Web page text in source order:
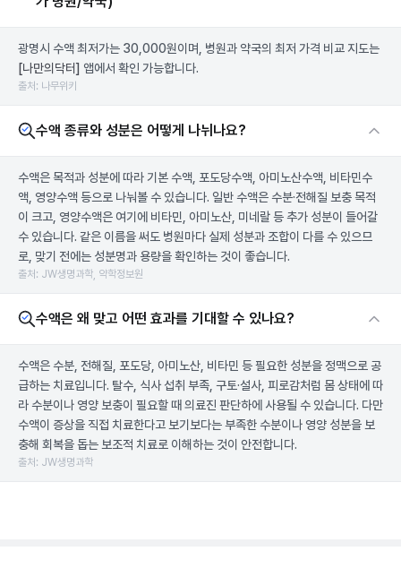
광명시 수액 최저가는 30,000원이며, 병원과 약국의 최저 가격 비교 지도는
[나만의닥터] 앱에서 확인 가능합니다.
출처: 나무위키
수액 종류와 성분은 어떻게 나뉘나요?
수액은 목적과 성분에 따라 기본 수액, 포도당수액, 아미노산수액, 비타민수
액, 영양수액 등으로 나눠볼 수 있습니다. 일반 수액은 수분·전해질 보충 목적
이 크고, 영양수액은 여기에 비타민, 아미노산, 미네랄 등 추가 성분이 들어갈
수 있습니다. 같은 이름을 써도 병원마다 실제 성분과 조합이 다를 수 있으므
로, 맞기 전에는 성분명과 용량을 확인하는 것이 좋습니다.
출처: JW생명과학, 약학정보원
수액은 왜 맞고 어떤 효과를 기대할 수 있나요?
수액은 수분, 전해질, 포도당, 아미노산, 비타민 등 필요한 성분을 정맥으로 공
급하는 치료입니다. 탈수, 식사 섭취 부족, 구토·설사, 피로감처럼 몸 상태에 따
라 수분이나 영양 보충이 필요할 때 의료진 판단하에 사용될 수 있습니다. 다만
수액이 증상을 직접 치료한다고 보기보다는 부족한 수분이나 영양 성분을 보
충해 회복을 돕는 보조적 치료로 이해하는 것이 안전합니다.
출처: JW생명과학